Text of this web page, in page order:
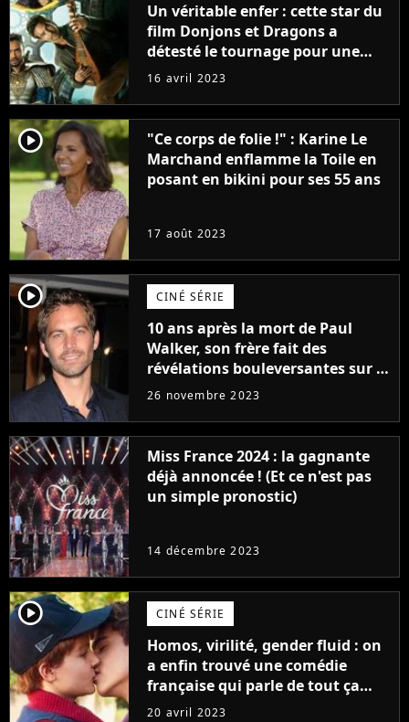
Un véritable enfer : cette star du
film Donjons et Dragons a
détesté le tournage pour une
raison très spéciale
16 avril 2023
player2
"Ce corps de folie !" : Karine Le
Marchand enflamme la Toile en
posant en bikini pour ses 55 ans
17 août 2023
player2 CINÉ SÉRIE
10 ans après la mort de Paul
Walker, son frère fait des
révélations bouleversantes sur la
réaction des acteurs de Fast and
26 novembre 2023
Miss France 2024 : la gagnante
déjà annoncée ! (Et ce n'est pas
un simple pronostic)
14 décembre 2023
player2 CINÉ SÉRIE
Homos, virilité, gender fluid : on
a enfin trouvé une comédie
française qui parle de tout ça
sans être super ringarde
20 avril 2023